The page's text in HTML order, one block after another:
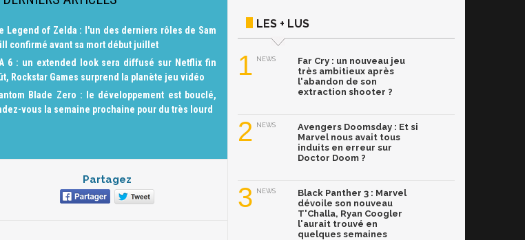
Legend of Zelda : l'un des derniers rôles de Sam
confirmé avant sa mort début juillet
6 : un extended look sera diffusé sur Netflix fin
Rockstar Games surprend la planète jeu vidéo
Blade Zero : le développement est bouclé,
vous la semaine prochaine pour du très lourd
Partagez
LES + LUS
1 NEWS
Far Cry : un nouveau jeu
très ambitieux après
l'abandon de son
extraction shooter ?
2 NEWS
Avengers Doomsday : Et si
Marvel nous avait tous
induits en erreur sur
Doctor Doom ?
3 NEWS
Black Panther 3 : Marvel
dévoile son nouveau
T'Challa, Ryan Coogler
l'aurait trouvé en
quelques semaines